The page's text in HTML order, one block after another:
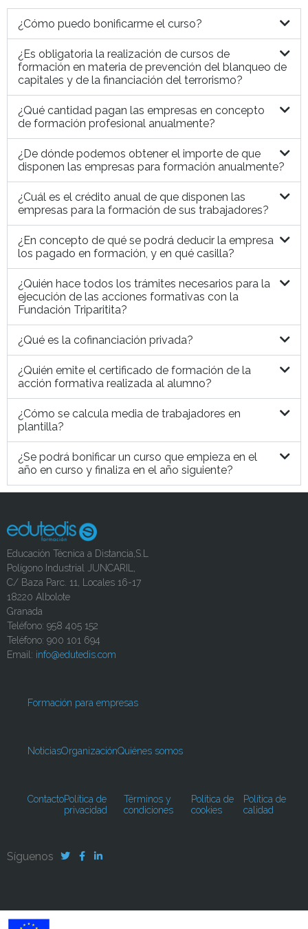
¿Cómo puedo bonificarme el curso?
¿Es obligatoria la realización de cursos de
formación en materia de prevención del blanqueo de
capitales y de la financiación del terrorismo?
¿Qué cantidad pagan las empresas en concepto
de formación profesional anualmente?
¿De dónde podemos obtener el importe de que
disponen las empresas para formación anualmente?
¿Cuál es el crédito anual de que disponen las
empresas para la formación de sus trabajadores?
¿En concepto de qué se podrá deducir la empresa
los pagado en formación, y en qué casilla?
¿Quién hace todos los trámites necesarios para la
ejecución de las acciones formativas con la
Fundación Triparitita?
¿Qué es la cofinanciación privada?
¿Quién emite el certificado de formación de la
acción formativa realizada al alumno?
¿Cómo se calcula media de trabajadores en
plantilla?
¿Se podrá bonificar un curso que empieza en el
año en curso y finaliza en el año siguiente?
Educación Técnica a Distancia,S.L
Polígono Industrial JUNCARIL,
C/ Baza Parc. 11, Locales 16-17
18220 Albolote
Granada
Teléfono: 958 405 152
Teléfono: 900 101 694
Email: info@edutedis.com
Formación para empresas
NoticiasOrganizaciónQuiénes somos
ContactoPolítica de
privacidad
Términos y
condiciones
Política de
cookies
Política de
calidad
Síguenos